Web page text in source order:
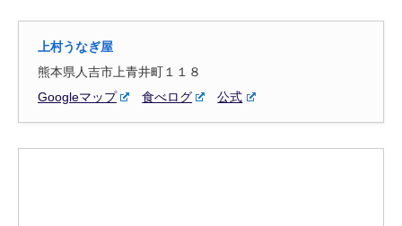
上村うなぎ屋
熊本県人吉市上青井町１１８
Googleマップ
食べログ 公式